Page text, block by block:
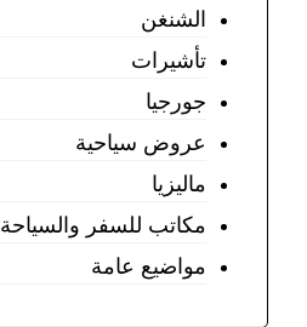
الشنغن
تأشيرات
جورجيا
عروض سياحية
ماليزيا
مكاتب للسفر والسياحة
مواضيع عامة